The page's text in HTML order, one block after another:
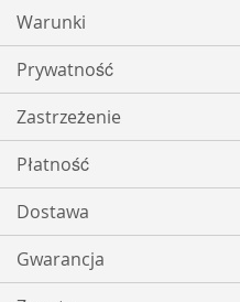
Warunki
Prywatność
Zastrzeżenie
Płatność
Dostawa
Gwarancja